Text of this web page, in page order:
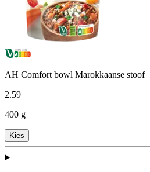
AH Comfort bowl Marokkaanse stoof
2.59
400 g
Kies